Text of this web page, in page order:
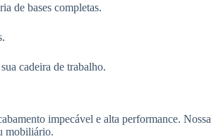
de bases completas.
cadeira de trabalho.
impecável e alta performance. Nossa
mobiliário.